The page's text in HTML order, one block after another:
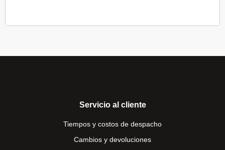
Servicio al cliente
Tiempos y costos de despacho
Cambios y devoluciones